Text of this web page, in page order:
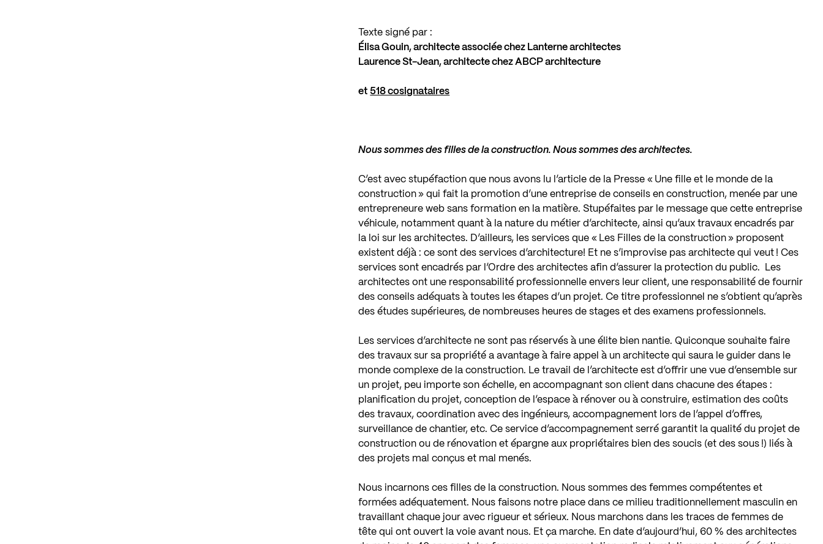
Texte signé par :
Élisa Gouin, architecte associée chez Lanterne architectes
Laurence St-Jean, architecte chez ABCP architecture
et 518 cosignataires
Nous sommes des filles de la construction. Nous sommes des architectes.
C’est avec stupéfaction que nous avons lu l’article de la Presse « Une fille et le monde de la
construction » qui fait la promotion d’une entreprise de conseils en construction, menée par une
entrepreneure web sans formation en la matière. Stupéfaites par le message que cette entreprise
véhicule, notamment quant à la nature du métier d’architecte, ainsi qu’aux travaux encadrés par
la loi sur les architectes. D’ailleurs, les services que « Les Filles de la construction » proposent
existent déjà : ce sont des services d’architecture! Et ne s’improvise pas architecte qui veut ! Ces
services sont encadrés par l’Ordre des architectes afin d’assurer la protection du public.
Les
architectes ont une responsabilité professionnelle envers leur client, une responsabilité de fournir
des conseils adéquats à toutes les étapes d’un projet. Ce titre professionnel ne s’obtient qu’après
des études supérieures, de nombreuses heures de stages et des examens professionnels.
Les services d’architecte ne sont pas réservés à une élite bien nantie. Quiconque souhaite faire
des travaux sur sa propriété a avantage à faire appel à un architecte qui saura le guider dans le
monde complexe de la construction. Le travail de l’architecte est d’offrir une vue d’ensemble sur
un projet, peu importe son échelle, en accompagnant son client dans chacune des étapes :
planification du projet, conception de l’espace à rénover ou à construire, estimation des coûts
des travaux, coordination avec des ingénieurs, accompagnement lors de l’appel d’offres,
surveillance de chantier, etc. Ce service d’accompagnement serré garantit la qualité du projet de
construction ou de rénovation et épargne aux propriétaires bien des soucis (et des sous !) liés à
des projets mal conçus et mal menés.
Nous incarnons ces filles de la construction. Nous sommes des femmes compétentes et
formées adéquatement. Nous faisons notre place dans ce milieu traditionnellement masculin en
travaillant chaque jour avec rigueur et sérieux. Nous marchons dans les traces de femmes de
tête qui ont ouvert la voie avant nous. Et ça marche. En date d’aujourd’hui, 60 % des architectes